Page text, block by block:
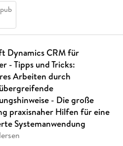
Dynamics CRM für
- Tipps und Tricks:
Arbeiten durch
- Die große
praxisnaher Hilfen für eine
Systemanwendung